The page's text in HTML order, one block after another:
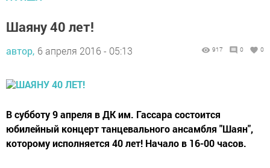
Шаяну 40 лет!
автор, 6 апреля 2016 - 05:13 917 0 0
В субботу 9 апреля в ДК им. Гассара состоится
юбилейный концерт танцевального ансамбля "Шаян",
которому исполняется 40 лет! Начало в 16-00 часов.